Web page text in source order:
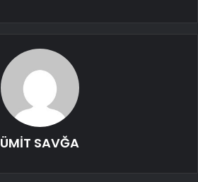
ÜMİT SAVĞA